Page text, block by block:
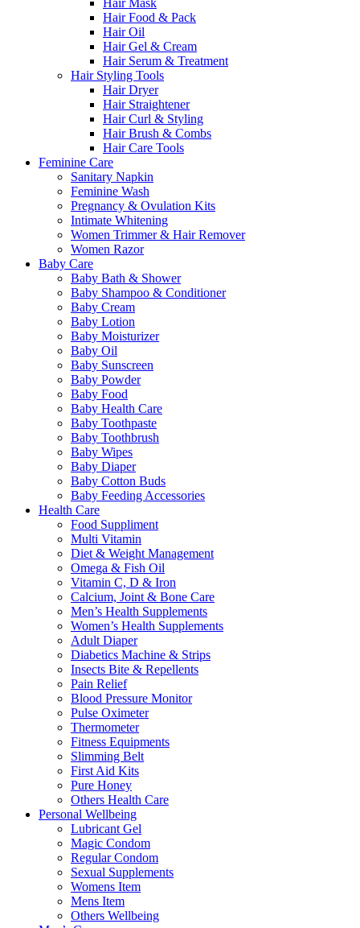
Hair Food & Pack
Hair Oil
Hair Gel & Cream
Hair Serum & Treatment
Hair Styling Tools
Hair Dryer
Hair Straightener
Hair Curl & Styling
Hair Brush & Combs
Hair Care Tools
Feminine Care
Sanitary Napkin
Feminine Wash
Pregnancy & Ovulation Kits
Intimate Whitening
Women Trimmer & Hair Remover
Women Razor
Baby Care
Baby Bath & Shower
Baby Shampoo & Conditioner
Baby Cream
Baby Lotion
Baby Moisturizer
Baby Oil
Baby Sunscreen
Baby Powder
Baby Food
Baby Health Care
Baby Toothpaste
Baby Toothbrush
Baby Wipes
Baby Diaper
Baby Cotton Buds
Baby Feeding Accessories
Health Care
Food Suppliment
Multi Vitamin
Diet & Weight Management
Omega & Fish Oil
Vitamin C, D & Iron
Calcium, Joint & Bone Care
Men’s Health Supplements
Women’s Health Supplements
Adult Diaper
Diabetics Machine & Strips
Insects Bite & Repellents
Pain Relief
Blood Pressure Monitor
Pulse Oximeter
Thermometer
Fitness Equipments
Slimming Belt
First Aid Kits
Pure Honey
Others Health Care
Personal Wellbeing
Lubricant Gel
Magic Condom
Regular Condom
Sexual Supplements
Womens Item
Mens Item
Others Wellbeing